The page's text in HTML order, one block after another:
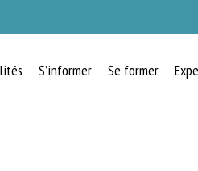
S’informer Se former